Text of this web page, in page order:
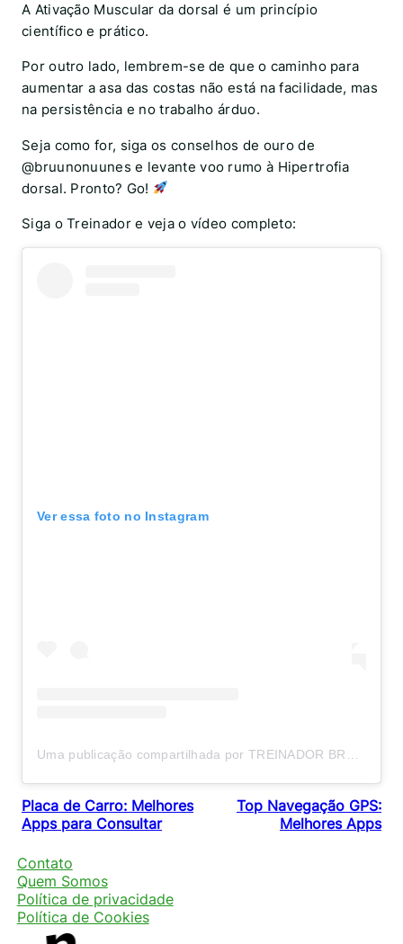
A Ativação Muscular da dorsal é um princípio
científico e prático.
Por outro lado, lembrem-se de que o caminho para
aumentar a asa das costas não está na facilidade, mas
na persistência e no trabalho árduo.
Seja como for, siga os conselhos de ouro de
@bruunonuunes e levante voo rumo à Hipertrofia
dorsal. Pronto? Go!
Siga o Treinador e veja o vídeo completo:
Ver essa foto no Instagram
Placa de Carro: Melhores
Apps para Consultar
Top Navegação GPS:
Melhores Apps
Contato
Quem Somos
Política de privacidade
Política de Cookies